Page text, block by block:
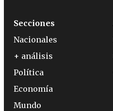
Secciones
Nacionales
+ análisis
Política
Economía
Mundo